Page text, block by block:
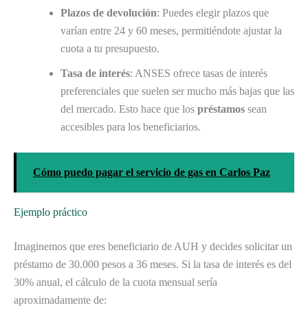
Plazos de devolución: Puedes elegir plazos que
varían entre 24 y 60 meses, permitiéndote ajustar la
cuota a tu presupuesto.
Tasa de interés: ANSES ofrece tasas de interés
preferenciales que suelen ser mucho más bajas que las
del mercado. Esto hace que los préstamos sean
accesibles para los beneficiarios.
Cómo puedo pagar el servicio de gas en Carlos Paz
Ejemplo práctico
Imaginemos que eres beneficiario de AUH y decides solicitar un
préstamo de 30.000 pesos a 36 meses. Si la tasa de interés es del
30% anual, el cálculo de la cuota mensual sería
aproximadamente de: